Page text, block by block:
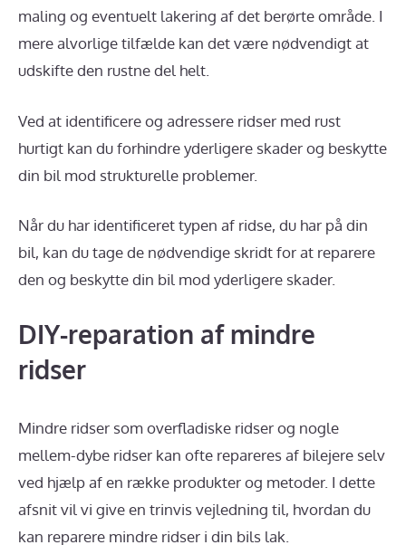
maling og eventuelt lakering af det berørte område. I
mere alvorlige tilfælde kan det være nødvendigt at
udskifte den rustne del helt.
Ved at identificere og adressere ridser med rust
hurtigt kan du forhindre yderligere skader og beskytte
din bil mod strukturelle problemer.
Når du har identificeret typen af ridse, du har på din
bil, kan du tage de nødvendige skridt for at reparere
den og beskytte din bil mod yderligere skader.
DIY-reparation af mindre
ridser
Mindre ridser som overfladiske ridser og nogle
mellem-dybe ridser kan ofte repareres af bilejere selv
ved hjælp af en række produkter og metoder. I dette
afsnit vil vi give en trinvis vejledning til, hvordan du
kan reparere mindre ridser i din bils lak.